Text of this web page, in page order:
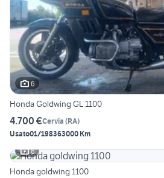
6
Honda Goldwing GL 1100
4.700 €Cervia (RA)
Usato01/198363000 Km
6
Honda goldwing 1100